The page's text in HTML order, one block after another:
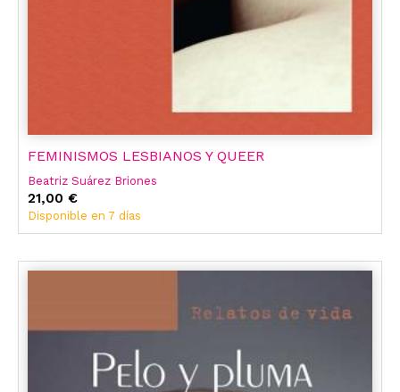
FEMINISMOS LESBIANOS Y QUEER
Beatriz Suárez Briones
21,00 €
Disponible en 7 días